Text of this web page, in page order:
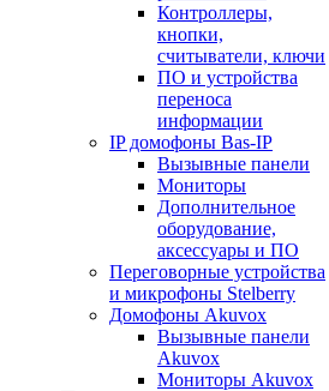
Контроллеры,
кнопки,
считыватели, ключи
ПО и устройства
переноса
информации
IP домофоны Bas-IP
Вызывные панели
Мониторы
Дополнительное
оборудование,
аксессуары и ПО
Переговорные устройства
и микрофоны Stelberry
Домофоны Akuvox
Вызывные панели
Akuvox
Мониторы Akuvox